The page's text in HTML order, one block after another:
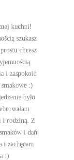
kuchni!
szukasz
chcesz
i zaspokoić
:)
było
i rodziną. Z
i dań
i zachęcam
:)